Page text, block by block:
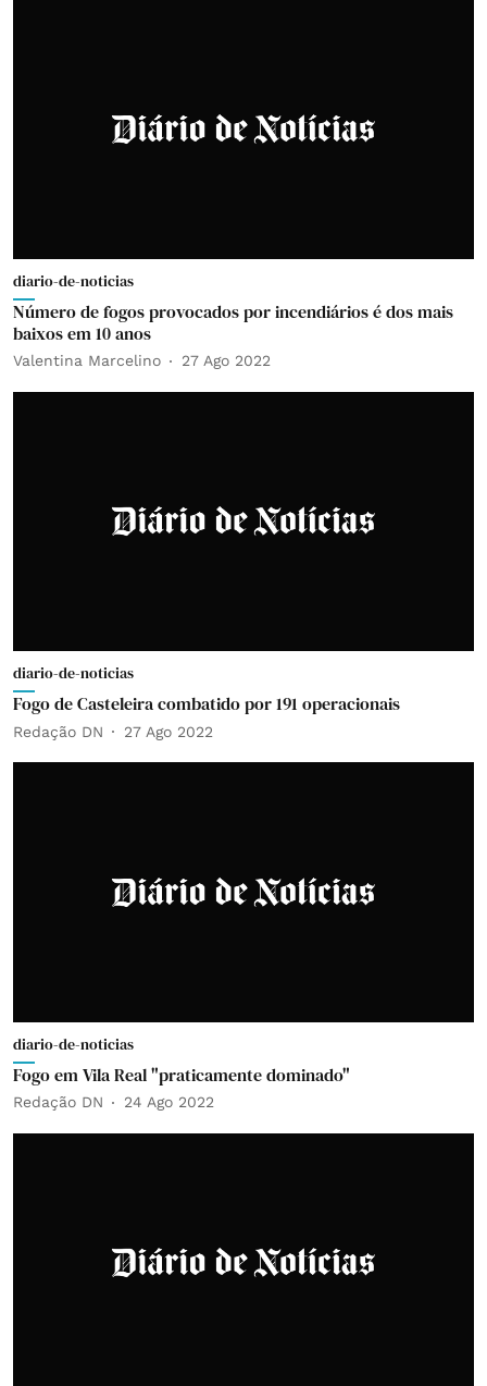
diario-de-noticias
Número de fogos provocados por incendiários é dos mais
baixos em 10 anos
Valentina Marcelino 27 Ago 2022
diario-de-noticias
Fogo de Casteleira combatido por 191 operacionais
Redação DN 27 Ago 2022
diario-de-noticias
Fogo em Vila Real "praticamente dominado"
Redação DN 24 Ago 2022